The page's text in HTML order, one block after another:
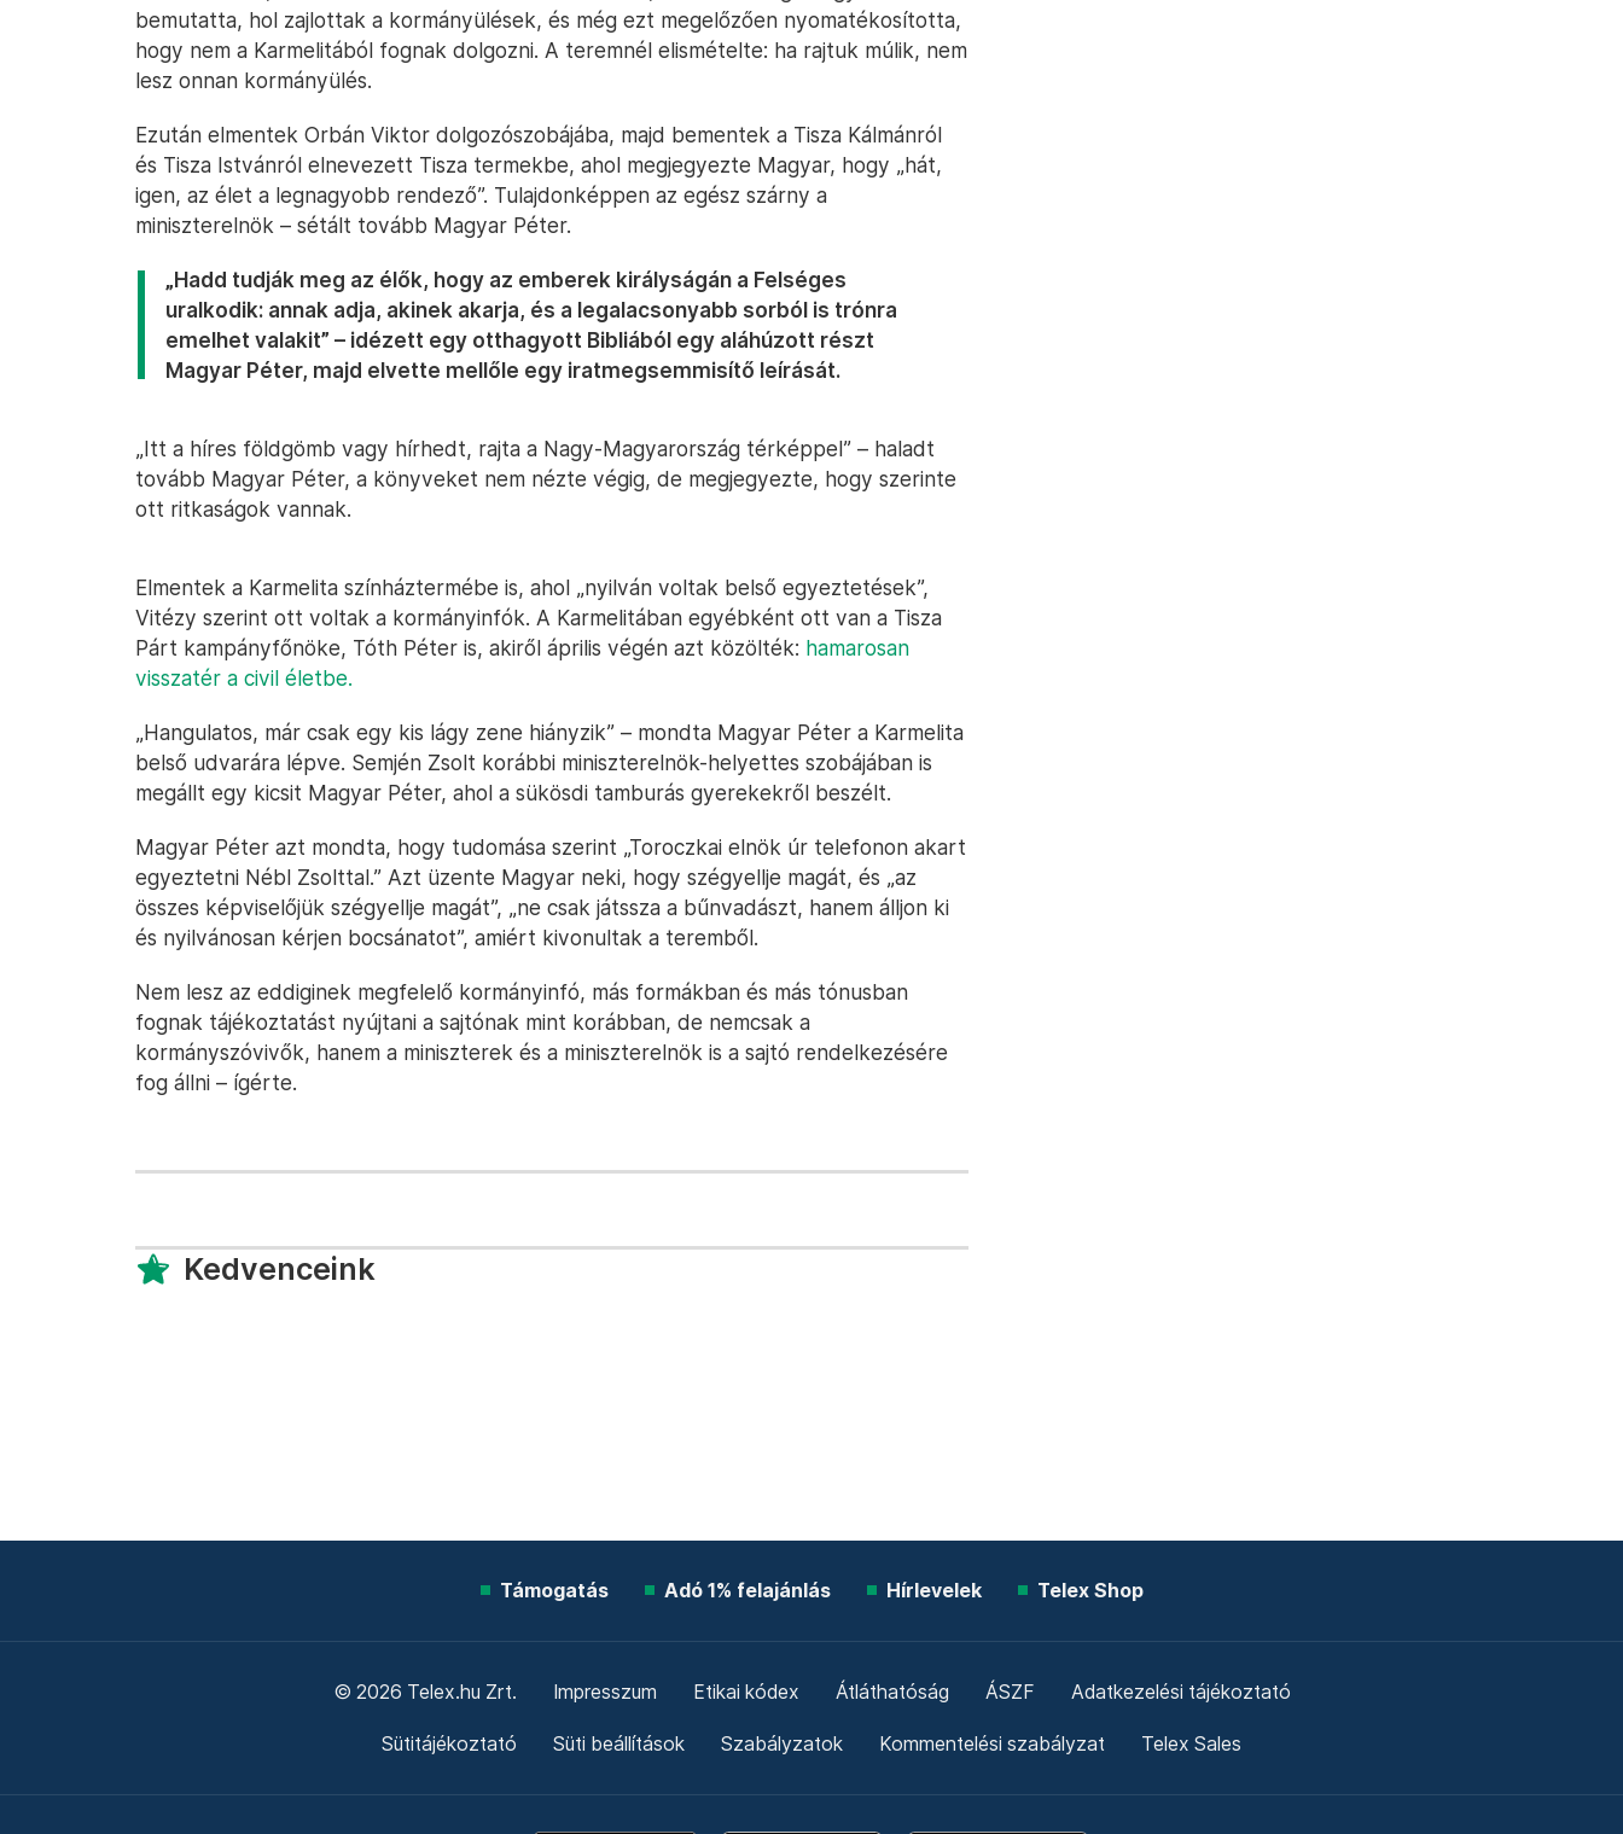
bemutatta, hol zajlottak a kormányülések, és még ezt megelőzően nyomatékosította,
hogy nem a Karmelitából fognak dolgozni. A teremnél elismételte: ha rajtuk múlik, nem
lesz onnan kormányülés.
Ezután elmentek Orbán Viktor dolgozószobájába, majd bementek a Tisza Kálmánról
és Tisza Istvánról elnevezett Tisza termekbe, ahol megjegyezte Magyar, hogy „hát,
igen, az élet a legnagyobb rendező”. Tulajdonképpen az egész szárny a
miniszterelnök – sétált tovább Magyar Péter.
„Hadd tudják meg az élők, hogy az emberek királyságán a Felséges
uralkodik: annak adja, akinek akarja, és a legalacsonyabb sorból is trónra
emelhet valakit” – idézett egy otthagyott Bibliából egy aláhúzott részt
Magyar Péter, majd elvette mellőle egy iratmegsemmisítő leírását.
„Itt a híres földgömb vagy hírhedt, rajta a Nagy-Magyarország térképpel” – haladt
tovább Magyar Péter, a könyveket nem nézte végig, de megjegyezte, hogy szerinte
ott ritkaságok vannak.
Elmentek a Karmelita színháztermébe is, ahol „nyilván voltak belső egyeztetések”,
Vitézy szerint ott voltak a kormányinfók. A Karmelitában egyébként ott van a Tisza
Párt kampányfőnöke, Tóth Péter is, akiről április végén azt közölték: hamarosan
visszatér a civil életbe.
„Hangulatos, már csak egy kis lágy zene hiányzik” – mondta Magyar Péter a Karmelita
belső udvarára lépve. Semjén Zsolt korábbi miniszterelnök-helyettes szobájában is
megállt egy kicsit Magyar Péter, ahol a sükösdi tamburás gyerekekről beszélt.
Magyar Péter azt mondta, hogy tudomása szerint „Toroczkai elnök úr telefonon akart
egyeztetni Nébl Zsolttal.” Azt üzente Magyar neki, hogy szégyellje magát, és „az
összes képviselőjük szégyellje magát”, „ne csak játssza a bűnvadászt, hanem álljon ki
és nyilvánosan kérjen bocsánatot”, amiért kivonultak a teremből.
Nem lesz az eddiginek megfelelő kormányinfó, más formákban és más tónusban
fognak tájékoztatást nyújtani a sajtónak mint korábban, de nemcsak a
kormányszóvivők, hanem a miniszterek és a miniszterelnök is a sajtó rendelkezésére
fog állni – ígérte.
Kedvenceink
Támogatás Adó 1% felajánlás Hírlevelek Telex Shop
© 2026 Telex.hu Zrt. Impresszum Etikai kódex Átláthatóság ÁSZF Adatkezelési tájékoztató
Sütitájékoztató Süti beállítások Szabályzatok Kommentelési szabályzat Telex Sales